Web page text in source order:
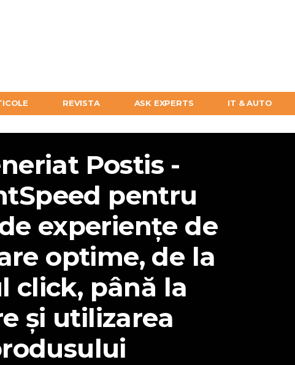
REVISTA ASK EXPERTS IT & AUTO
Postis -
pentru
experiențe de
optime, de la
click, până la
și utilizarea